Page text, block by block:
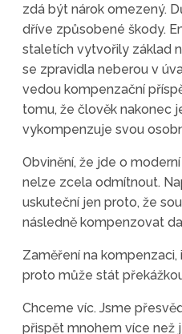
zdá být nárok omezený.
dříve způsobené škody.
staletích vytvořily základ
se zpravidla neberou v
vedou kompenzační
tomu, že člověk nakonec
vykompenzuje svou
Obvinění, že jde o
nelze zcela odmítnout.
uskuteční jen proto, že
následně kompenzovat
Zaměření na
proto může stát
Chceme víc. Jsme
přispět mnohem více než